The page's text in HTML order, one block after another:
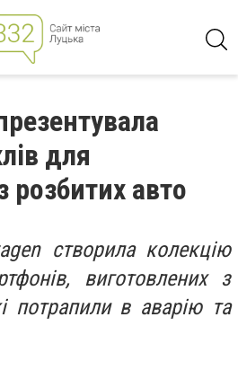
для
розбитих авто
створила колекцію
виготовлених з
потрапили в аварію та